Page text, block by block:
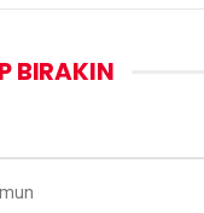
BIRAKIN